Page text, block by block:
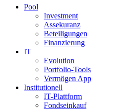
Pool
Investment
Assekuranz
Beteiligungen
Finanzierung
IT
Evolution
Portfolio-Tools
Vermögen App
Institutionell
IT-Plattform
Fondseinkauf